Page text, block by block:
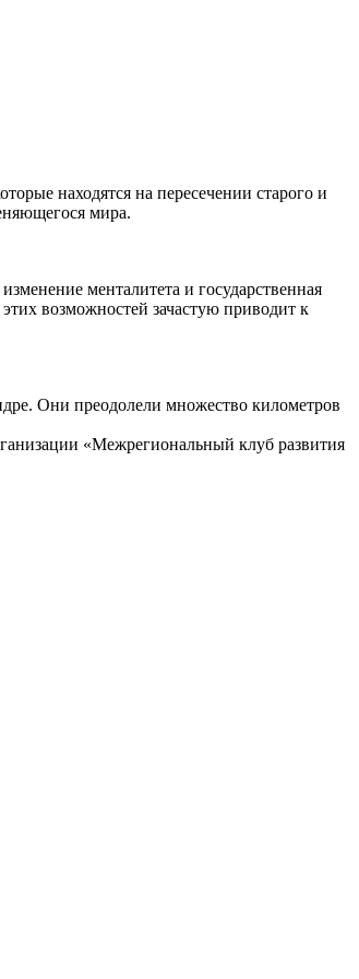
находятся на пересечении старого и
мира.
менталитета и государственная
возможностей зачастую приводит к
Они преодолели множество километров
«Межрегиональный клуб развития